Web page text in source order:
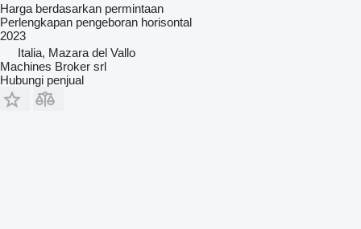
Harga berdasarkan permintaan
Perlengkapan pengeboran horisontal
2023
Italia, Mazara del Vallo
Machines Broker srl
Hubungi penjual